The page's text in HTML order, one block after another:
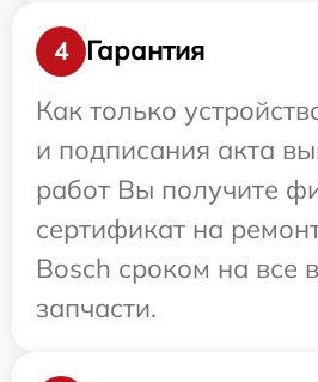
4
Гарантия
Как только
и подписания акта
работ Вы получите
сертификат на
Bosch сроком на все
запчасти.